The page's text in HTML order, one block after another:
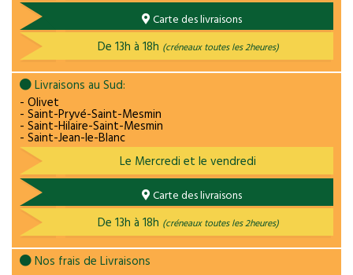
Carte des livraisons
De 13h à 18h (créneaux toutes les 2heures)
Livraisons au Sud:
- Olivet
- Saint-Pryvé-Saint-Mesmin
- Saint-Hilaire-Saint-Mesmin
- Saint-Jean-le-Blanc
Le Mercredi et le vendredi
Carte des livraisons
De 13h à 18h (créneaux toutes les 2heures)
Nos frais de Livraisons